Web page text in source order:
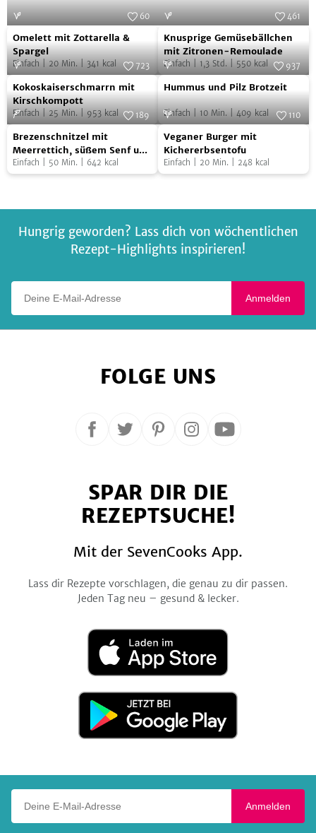
Omelett
mit
Zottarella
&
Spargel
Foto: Zott - Die Genuss-Molkerei
60
Omelett mit Zottarella &
Spargel
Einfach 20 Min. 341 kcal
Knusprige
Gemüsebällchen
mit
Zitronen-
Remoulade
Foto:SevenCooks
461
Knusprige Gemüsebällchen
mit Zitronen-Remoulade
Einfach 1,3 Std. 550 kcal
Kokoskaiserschmarrn
mit
Kirschkompott
SevenCooks
723
Kokoskaiserschmarrn mit
Kirschkompott
Einfach 25 Min. 953 kcal
Hummus
und
Pilz
Brotzeit
Foto: SevenCooks
937
Hummus und Pilz Brotzeit
Einfach 10 Min. 409 kcal
Brezenschnitzel
mit
Meerrettich,
buntem
Foto:
189
Brezenschnitzel mit
Meerrettich, süßem Senf und
buntem Salat
Einfach 50 Min. 642 kcal
Veganer
Burger
mit
110
Veganer Burger mit
Kichererbsentofu
Einfach 20 Min. 248 kcal
Hungrig geworden? Lass dich von wöchentlichen
Rezept-Highlights inspirieren!
Anmelden
FOLGE UNS
Folge
Facebook
Folge
Twitter
Folge
Pinterest
Folge
Instagram
Folge
YouTube
SPAR DIR DIE
REZEPTSUCHE!
Mit der SevenCooks App.
Lass dir Rezepte vorschlagen, die genau zu dir passen.
Jeden Tag neu – gesund & lecker.
Laden
im
App
Jetzt
Google
Anmelden